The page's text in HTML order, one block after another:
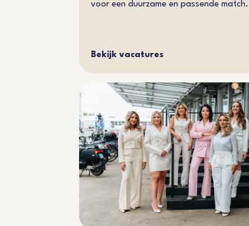
voor een duurzame en passende match.
Bekijk vacatures